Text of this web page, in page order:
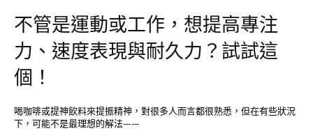
（一
盒
12
錠
入）
素)
[台
不管是運動或工作，想提高專注
力、速度表現與耐久力？試試這
個！
喝咖啡或提神飲料來提振精神，對很多人而言都很熟悉，但在有些狀況
下，可能不是最理想的解法——